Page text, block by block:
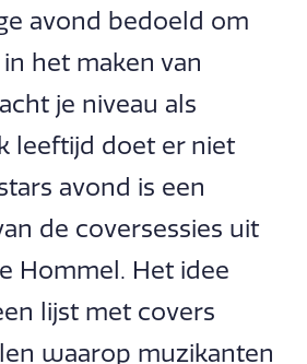
avond bedoeld om
het maken van
je niveau als
leeftijd doet er niet
avond is een
de coversessies uit
Hommel. Het idee
lijst met covers
waarop muzikanten